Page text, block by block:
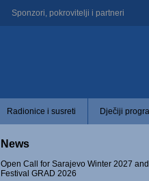
Sponzori, pokrovitelji i partneri
Radionice i susreti Dječiji
News
Open Call for Sarajevo Winter 2027 and
Festival GRAD 2026